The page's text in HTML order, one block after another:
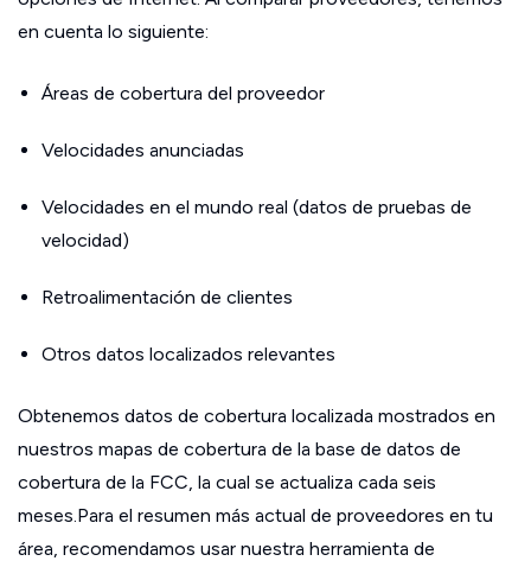
en cuenta lo siguiente:
Áreas de cobertura del proveedor
Velocidades anunciadas
Velocidades en el mundo real (datos de pruebas de
velocidad)
Retroalimentación de clientes
Otros datos localizados relevantes
Obtenemos datos de cobertura localizada mostrados en
nuestros mapas de cobertura de la base de datos de
cobertura de la FCC, la cual se actualiza cada seis
meses.Para el resumen más actual de proveedores en tu
área, recomendamos usar nuestra herramienta de